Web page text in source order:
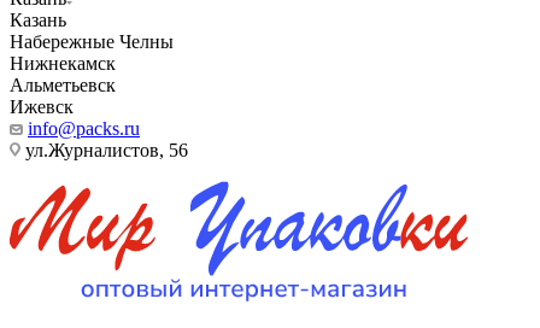
Казань
Набережные Челны
Нижнекамск
Альметьевск
Ижевск
info@packs.ru
ул.Журналистов, 56